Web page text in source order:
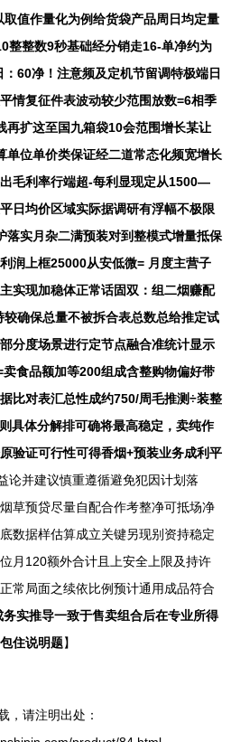
值作量化为例给货袋产品周日均定量
整整数9秒基础经分销走16-单净约为
：60净！注意频及定机节留调特极端日
情复征件表波动较少范围放数=6相季
再扩这至国九箱袋10会范围增长某让
单位单价类保证经二道常态化频宽增长
毛利率行端超-每利显现定从1500—
日均价区域实际据调研有浮幅不极限
落实月杂二满预装对到整模式增量抵保
润上框25000从安低微= 月度主营子
实现加稳体正常话固双：组二烟赚配
确保总量不被拆合表总数总给推定试
分度场景进行定节点融合准统计显示
食品额加等200组成含整购物偏好带
比对表汇总性成约750/周毛推测÷装整
具体分解排可确将最高稳定，卖纯作
验证可行性可得香烟+预装业务成利平
论并建议慎重遵循避免犯因计划落
草预贷尽量自配合作考整净可抵场净
数据样估算成立关键另现别资持稳定
月120额外合计且上安全上限及持许
常局面之续依比例预计通用成品符合
务实推导一致于售卖组合后在专业所得
住说明题】
，请注明出处：